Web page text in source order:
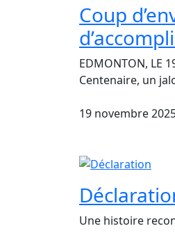
Coup
EDMONTON, LE
Centenaire, un
19 novembre
Une histoire